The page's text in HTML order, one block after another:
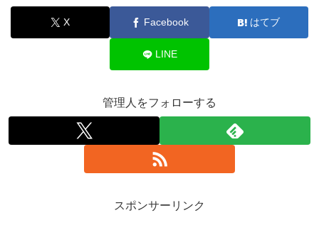
X Facebook はてブ
LINE
管理人をフォローする
スポンサーリンク